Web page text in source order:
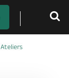
Ateliers